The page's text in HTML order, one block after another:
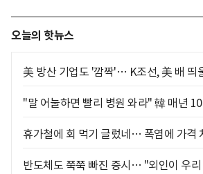
오늘의 핫뉴스
美 방산 기업도 '깜짝'… K조선, 美 배 띄
"말 어눌하면 빨리 병원 와라" 韓 매년
휴가철에 회 먹기 글렀네… 폭염에 가격
반도체도 쭉쭉 빠진 증시… "외인이 우